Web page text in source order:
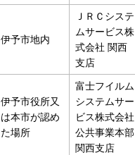
伊予市地内
ＪＲＣシステ
ムサービス株
式会社 関西
支店
伊予市役所又
は本市が認め
た場所
富士フイルム
システムサー
ビス株式会社
公共事業本部
関西支店